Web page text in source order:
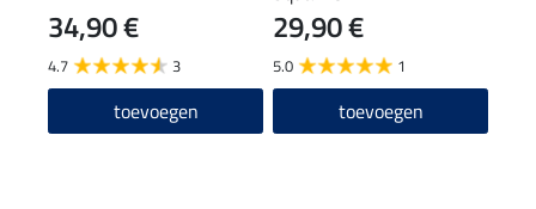
34,90 €
4.7 3
toevoegen
29,90 €
5.0 1
toevoegen